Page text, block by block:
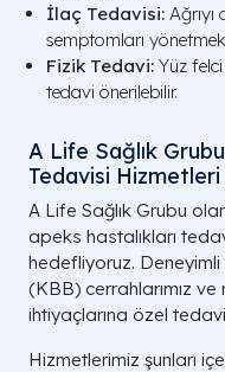
İlaç Tedavisi:
semptomları
Fizik Tedavi: Yüz
tedavi önerilebilir.
A Life Sağlık
Tedavisi Hizmetleri
A Life Sağlık Grubu
apeks hastalıkları
hedefliyoruz.
(KBB) cerrahlarımız ve
ihtiyaçlarına özel
Hizmetlerimiz şunları